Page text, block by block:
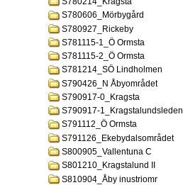
S780606_Mörbygård
S780927_Rickeby
S781115-1_Ö Ormsta
S781115-2_Ö Ormsta
S781214_SÖ Lindholmen
S790426_N Åbyområdet
S790917-0_Kragsta
S790917-1_Kragstalundsleden
S791112_Ö Ormsta
S791126_Ekebydalsområdet
S800905_Vallentuna C
S801210_Kragstalund II
S810904_Åby inustriomr